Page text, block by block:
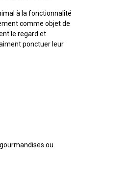
à la fonctionnalité
comme objet de
le regard et
ponctuer leur
ou